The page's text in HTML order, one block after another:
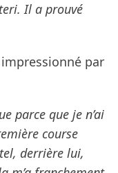
Il a prouvé
par
parce que je n’ai
course
derrière lui,